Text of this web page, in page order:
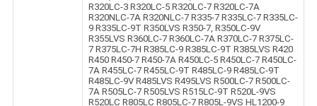
R320LC-3 R320LC-5 R320LC-7 R320LC-7A
R320NLC-7A R320NLC-7 R335-7 R335LC-7 R335LC-
9 R335LC-9T R350LVS R350-7, R350LC-9V
R355LVS R360LC-7 R360LC-7A R370LC-7 R375LC-
7 R375LC-7H R385LC-9 R385LC-9T R385LVS R420
R450 R450-7 R450-7A R450LC-5 R450LC-7 R450LC-
7A R455LC-7 R455LC-9T R485LC-9 R485LC-9T
R485LC-9V R485LVS R495LVS R500LC-7 R500LC-
7A R505LC-7 R505LVS R515LC-9T R520L-9VS
R520LC R805LC R805LC-7 R805L-9VS HL1200-9